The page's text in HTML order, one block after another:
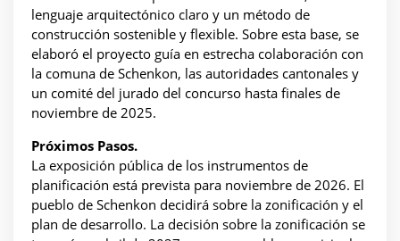
lenguaje arquitectónico claro y un método de
construcción sostenible y flexible. Sobre esta base, se
elaboró el proyecto guía en estrecha colaboración con
la comuna de Schenkon, las autoridades cantonales y
un comité del jurado del concurso hasta finales de
noviembre de 2025.
Próximos Pasos.
La exposición pública de los instrumentos de
planificación está prevista para noviembre de 2026. El
pueblo de Schenkon decidirá sobre la zonificación y el
plan de desarrollo. La decisión sobre la zonificación se